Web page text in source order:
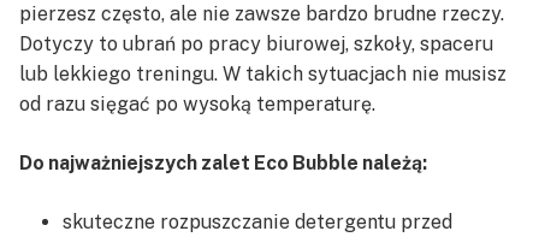
pierzesz często, ale nie zawsze bardzo brudne rzeczy.
Dotyczy to ubrań po pracy biurowej, szkoły, spaceru
lub lekkiego treningu. W takich sytuacjach nie musisz
od razu sięgać po wysoką temperaturę.
Do najważniejszych zalet Eco Bubble należą:
skuteczne rozpuszczanie detergentu przed